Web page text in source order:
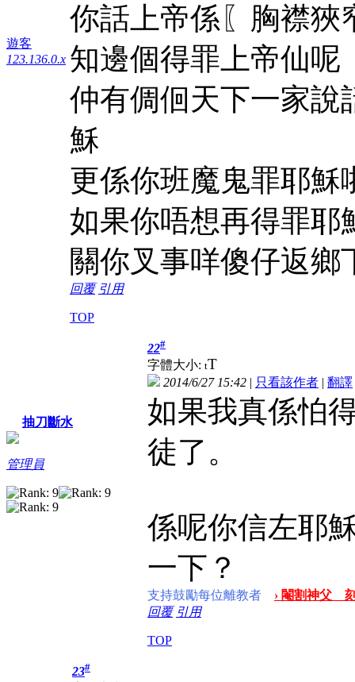
遊客
123.136.0.x
你話上帝係〖胸襟狹
知邊個得罪上帝仙呢
仲有倜佪天下一家說
穌
更係你班魔鬼罪耶穌
如果你唔想再得罪耶
關你叉事咩傻仔返鄉
回覆 引用
TOP
抽刀斷水
管理員
22#
字體大小: tT
2014/6/27 15:42 | 只看該作者 | 翻譯
如果我真係怕
徒了。
係呢你信左耶
一下？
支持鼓勵每位離教者
› 閹割神父
回覆 引用
TOP
23#